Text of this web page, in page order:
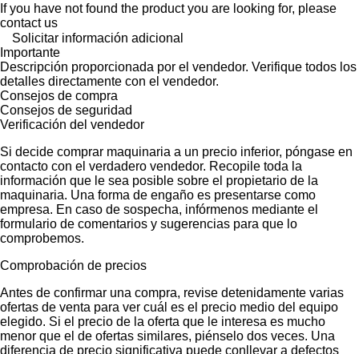
If you have not found the product you are looking for, please
contact us
Solicitar información adicional
Importante
Descripción proporcionada por el vendedor. Verifique todos los
detalles directamente con el vendedor.
Consejos de compra
Consejos de seguridad
Verificación del vendedor
Si decide comprar maquinaria a un precio inferior, póngase en
contacto con el verdadero vendedor. Recopile toda la
información que le sea posible sobre el propietario de la
maquinaria. Una forma de engaño es presentarse como
empresa. En caso de sospecha, infórmenos mediante el
formulario de comentarios y sugerencias para que lo
comprobemos.
Comprobación de precios
Antes de confirmar una compra, revise detenidamente varias
ofertas de venta para ver cuál es el precio medio del equipo
elegido. Si el precio de la oferta que le interesa es mucho
menor que el de ofertas similares, piénselo dos veces. Una
diferencia de precio significativa puede conllevar a defectos